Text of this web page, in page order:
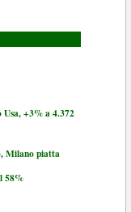
+3% a 4.372
Milano piatta
58%